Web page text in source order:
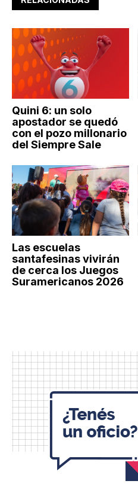
Quini 6: un solo
apostador se quedó
con el pozo millonario
del Siempre Sale
Las escuelas
santafesinas vivirán
de cerca los Juegos
Suramericanos 2026